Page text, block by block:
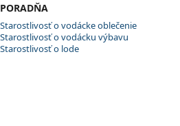
PORADŇA
Starostlivosť o vodácke oblečenie
Starostlivosť o vodácku výbavu
Starostlivosť o lode